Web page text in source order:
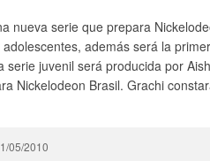
nueva serie que prepara
además será la
serie juvenil será producida por
Nickelodeon Brasil. Grachi
05/2010